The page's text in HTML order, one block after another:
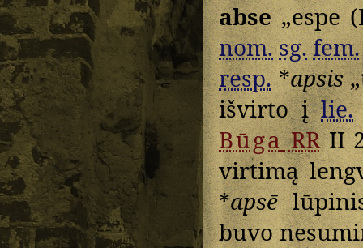
abse„espe
nom.sg.fem.
resp.*apsis
išvirto įlie.
BūgaRRII
virtimą
*apsē
buvo